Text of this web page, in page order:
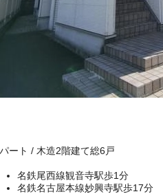
ート / 木造2階建て総6戸
名鉄尾西線観音寺駅歩1分
名鉄名古屋本線妙興寺駅歩17分